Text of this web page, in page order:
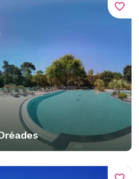
favorite_border